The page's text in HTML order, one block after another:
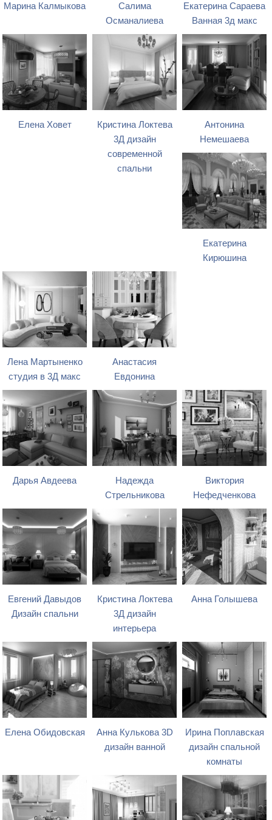
Марина Калмыкова
Салима
Османалиева
Екатерина Сараева
Ванная 3д макс
Елена Ховет
Кристина Локтева
3Д дизайн
современной
спальни
Антонина
Немешаева
Екатерина
Кирюшина
Лена Мартыненко
студия в 3Д макс
Анастасия
Евдонина
Дарья Авдеева
Надежда
Стрельникова
Виктория
Нефедченкова
Евгений Давыдов
Дизайн спальни
Кристина Локтева
3Д дизайн
интерьера
Анна Голышева
Елена Обидовская
Анна Кулькова 3D
дизайн ванной
Ирина Поплавская
дизайн спальной
комнаты